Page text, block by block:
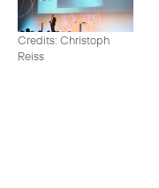
Credits: Christoph
Reiss